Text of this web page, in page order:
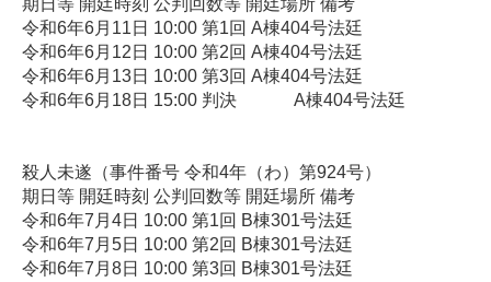
期日等 開廷時刻 公判回数等 開廷場所 備考
令和6年6月11日 10:00 第1回 A棟404号法廷
令和6年6月12日 10:00 第2回 A棟404号法廷
令和6年6月13日 10:00 第3回 A棟404号法廷
令和6年6月18日 15:00 判決 A棟404号法廷
殺人未遂（事件番号 令和4年（わ）第924号）
期日等 開廷時刻 公判回数等 開廷場所 備考
令和6年7月4日 10:00 第1回 B棟301号法廷
令和6年7月5日 10:00 第2回 B棟301号法廷
令和6年7月8日 10:00 第3回 B棟301号法廷